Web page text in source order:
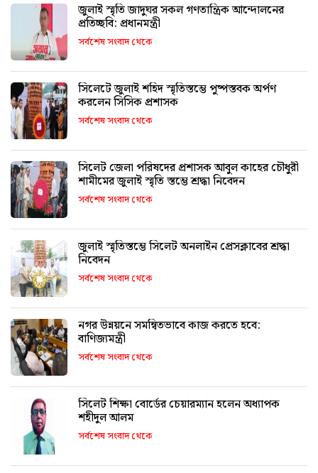
জুলাই স্মৃতি জাদুঘর সকল গণতান্ত্রিক আন্দোলনের
প্রতিচ্ছবি: প্রধানমন্ত্রী
সর্বশেষ সংবাদ থেকে
সিলেটে জুলাই শহিদ স্মৃতিস্তম্ভে পুষ্পস্তবক অর্পণ
করলেন সিসিক প্রশাসক
সর্বশেষ সংবাদ থেকে
সিলেট জেলা পরিষদের প্রশাসক আবুল কাহের চৌধুরী
শামীমের জুলাই স্মৃতি স্তম্ভে শ্রদ্ধা নিবেদন
সর্বশেষ সংবাদ থেকে
জুলাই স্মৃতিস্তম্ভে সিলেট অনলাইন প্রেসক্লাবের শ্রদ্ধা
নিবেদন
সর্বশেষ সংবাদ থেকে
নগর উন্নয়নে সমন্বিতভাবে কাজ করতে হবে:
বাণিজ্যমন্ত্রী
সর্বশেষ সংবাদ থেকে
সিলেট শিক্ষা বোর্ডের চেয়ারম্যান হলেন অধ্যাপক
শহীদুল আলম
সর্বশেষ সংবাদ থেকে